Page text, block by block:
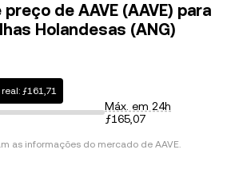
de AAVE (AAVE) para
Holandesas (ANG)
ƒ161,71
Máx. em 24h
ƒ165,07
as informações do mercado de AAVE.